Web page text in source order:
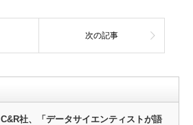
次の記事
C&R社、「データサイエンティストが語